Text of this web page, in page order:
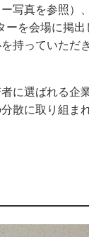
写真を参照）
ーを会場に掲出
持っていただき
に選ばれる企
散に取り組ま